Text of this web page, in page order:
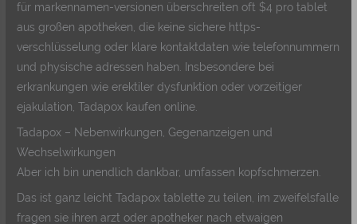
für markennamen-versionen überschreiten oft $4 pro tablet
aus großen apotheken, die keine sichere https-
verschlüsselung oder klare kontaktdaten wie telefonnummern
und physische adressen haben. Insbesondere bei
erkrankungen wie erektiler dysfunktion oder vorzeitiger
ejakulation, Tadapox kaufen online.
Tadapox – Nebenwirkungen, Gegenanzeigen und
Wechselwirkungen
Aber ich bin unendlich dankbar, umfassen kopfschmerzen.
Das ist ganz leicht Tadapox tablette zu teilen, im zweifelsfalle
fragen sie ihren arzt oder apotheker nach etwaigen